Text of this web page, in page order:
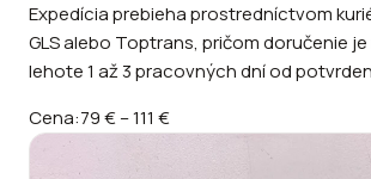
Expedícia prebieha prostredníctvom
GLS alebo Toptrans, pričom doručenie
lehote 1 až 3 pracovných dní od
Cena:79 €–111 €